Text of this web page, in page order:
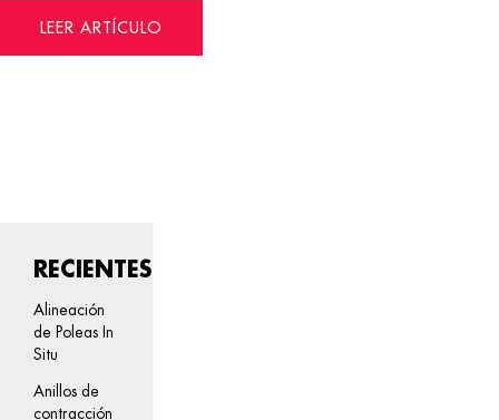
LEER ARTÍCULO
RECIENTES
Alineación
de Poleas In
Situ
Anillos de
contracción